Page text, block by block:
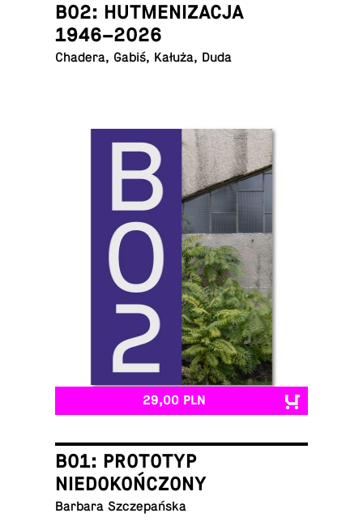
B02: HUTMENIZACJA
1946–2026
Chadera, Gabiś, Kałuża, Duda
29,00 PLN
B01: PROTOTYP
NIEDOKOŃCZONY
Barbara Szczepańska